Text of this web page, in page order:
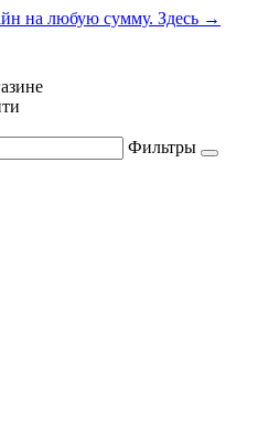
на любую сумму. Здесь →
Фильтры